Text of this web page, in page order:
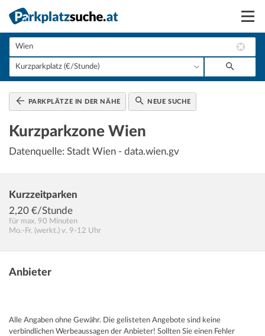
Suchen
Vermieten
Anmelden
PARKPLÄTZE IN DER NÄHE NEUE SUCHE
Kurzparkzone Wien
Datenquelle: Stadt Wien - data.wien.gv
Kurzzeitparken
2,20 €/Stunde
für max. 90 Minuten
Mo.-Fr. (werkt.) v. 9-12 Uhr
Anbieter
Alle Angaben ohne Gewähr. Die gelisteten Angebote sind keine
verbindlichen Werbeaussagen der Anbieter! Sollten Sie einen Fehler